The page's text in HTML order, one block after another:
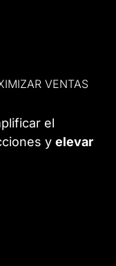
VENTAS
el
yelevar